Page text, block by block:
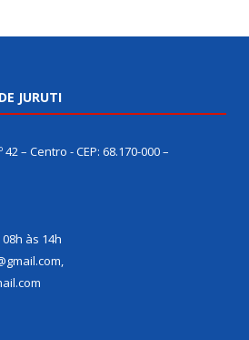
JURUTI
– Centro - CEP: 68.170-000 –
às 14h